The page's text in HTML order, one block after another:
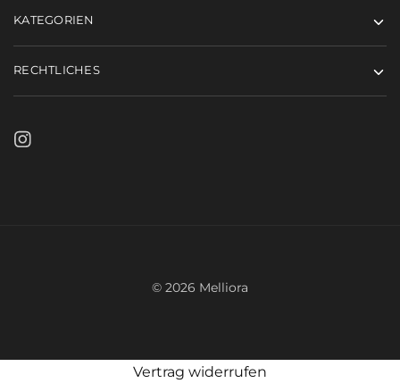
KATEGORIEN
RECHTLICHES
© 2026 Melliora
Vertrag widerrufen
In den Warenkorb